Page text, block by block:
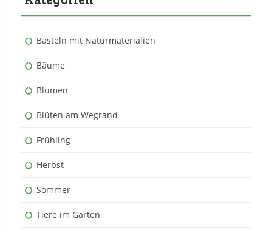
Basteln mit Naturmaterialien
Bäume
Blumen
Blüten am Wegrand
Frühling
Herbst
Sommer
Tiere im Garten